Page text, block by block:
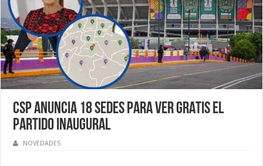
CSP anuncia 18 sedes para ver GRATIS el
Partido Inaugural
NOVEDADES